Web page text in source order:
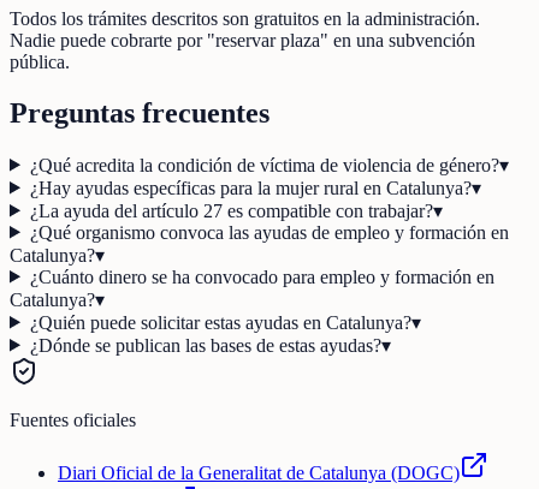
Todos los trámites descritos son gratuitos en la administración.
Nadie puede cobrarte por "reservar plaza" en una subvención
pública.
Preguntas frecuentes
¿Qué acredita la condición de víctima de violencia de género?▾
¿Hay ayudas específicas para la mujer rural en Catalunya?▾
¿La ayuda del artículo 27 es compatible con trabajar?▾
¿Qué organismo convoca las ayudas de empleo y formación en
Catalunya?▾
¿Cuánto dinero se ha convocado para empleo y formación en
Catalunya?▾
¿Quién puede solicitar estas ayudas en Catalunya?▾
¿Dónde se publican las bases de estas ayudas?▾
Fuentes oficiales
Diari Oficial de la Generalitat de Catalunya (DOGC)